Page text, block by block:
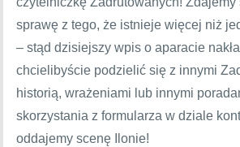
sprawę z tego, że istnieje więcej niż
– stąd dzisiejszy wpis o aparacie
chcielibyście podzielić się z innymi
historią, wrażeniami lub innymi
skorzystania z formularza w dziale
oddajemy scenę Ilonie!